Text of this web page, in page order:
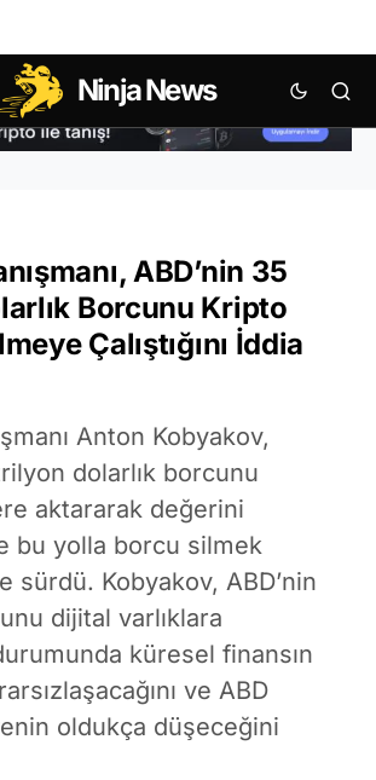
Ninja News
ABD’nin 35
Borcunu Kripto
Çalıştığını İddia
Anton Kobyakov,
dolarlık borcunu
aktararak değerini
bu yolla borcu silmek
sürdü. Kobyakov, ABD’nin
dijital varlıklara
küresel finansın
ve ABD
oldukça düşeceğini